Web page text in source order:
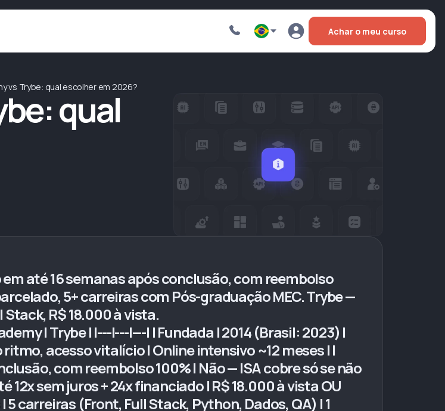
Achar o meu curso
vs Trybe: qual escolher em 2026?
qual
até 16 semanas após conclusão, com reembolso
5+ carreiras com Pós-graduação MEC. Trybe —
Stack, R$ 18.000 à vista.
| Trybe | |---|---|---| | Fundada | 2014 (Brasil: 2023) |
acesso vitalício | Online intensivo ~12 meses | |
com reembolso 100% | Não — ISA cobre só se não
12x sem juros + 24x financiado | R$ 18.000 à vista OU
5 carreiras (Front, Full Stack, Python, Dados, QA) | 1